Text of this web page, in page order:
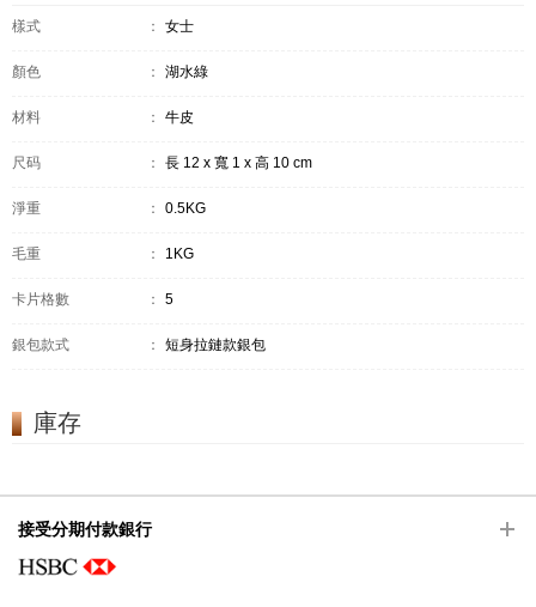
樣式 ： 女士
顏色 ： 湖水綠
材料 ： 牛皮
尺码 ： 長 12 x 寬 1 x 高 10 cm
淨重 ： 0.5KG
毛重 ： 1KG
卡片格數 ： 5
銀包款式 ： 短身拉鏈款銀包
庫存
接受分期付款銀行